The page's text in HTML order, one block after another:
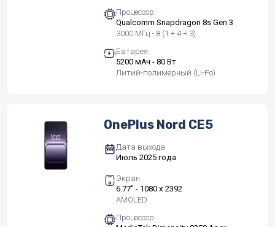
Процессор
Qualcomm Snapdragon 8s Gen 3
3000 МГц - 8 (1 + 4 + 3)
Батарея
5200 мАч - 80 Вт
Литий-полимерный (Li-Po)
OnePlus Nord CE5
Дата выхода
Июль 2025 года
Экран
6.77" - 1080 x 2392
AMOLED
Процессор